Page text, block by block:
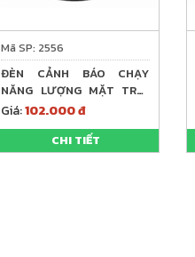
Mã SP: 2556
ĐÈN CẢNH BÁO CHẠY
NĂNG LƯỢNG MẶT TRỜI
LOẠI TO
Giá:102.000 đ
CHI TIẾT